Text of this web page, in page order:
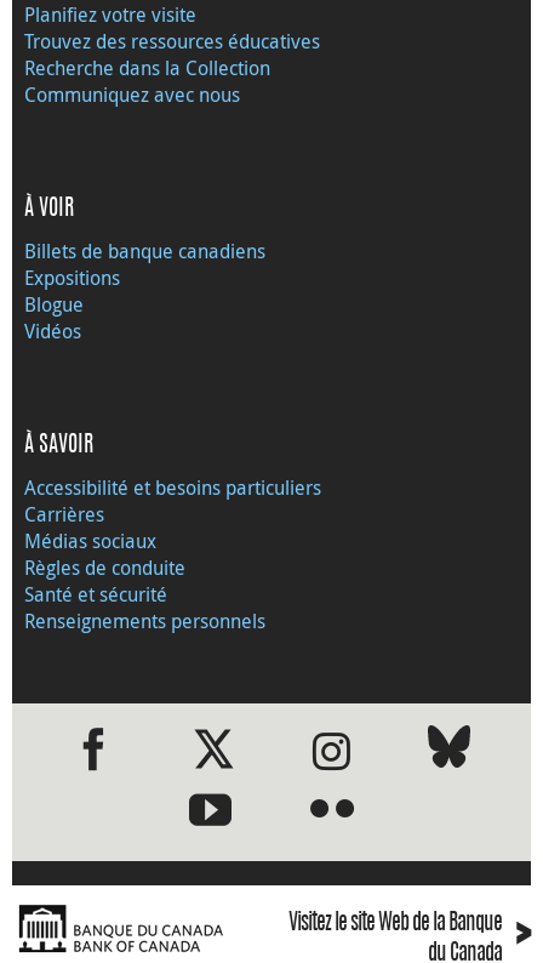
Planifiez votre visite
Trouvez des ressources éducatives
Recherche dans la Collection
Communiquez avec nous
À VOIR
Billets de banque canadiens
Expositions
Blogue
Vidéos
À SAVOIR
Accessibilité et besoins particuliers
Carrières
Médias sociaux
Règles de conduite
Santé et sécurité
Renseignements personnels
●●
Visitez le site Web de la Banque
du Canada
›